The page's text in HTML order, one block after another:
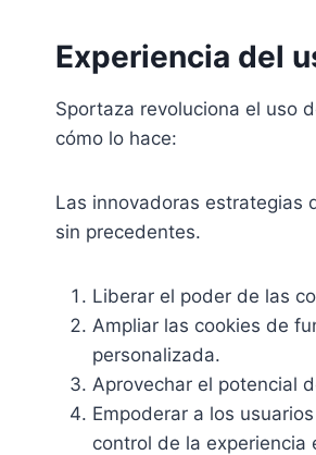
Experiencia del
Sportaza revoluciona el uso
cómo lo hace:
Las innovadoras estrategias
sin precedentes.
Liberar el poder de las
Ampliar las cookies de
personalizada.
Aprovechar el potencial
Empoderar a los
control de la experiencia